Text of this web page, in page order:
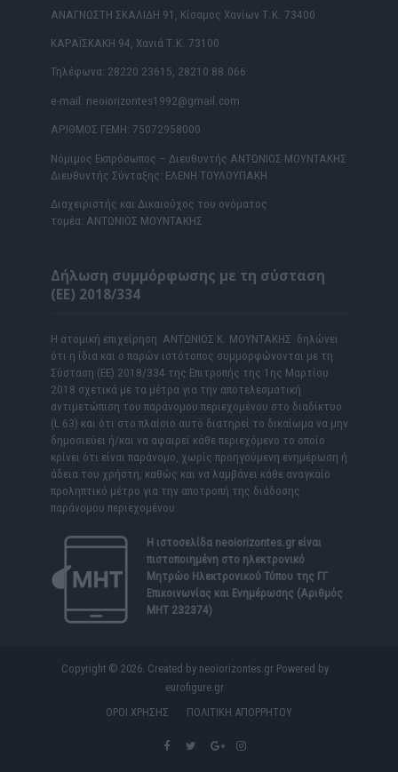
ΑΝΑΓΝΩΣΤΗ ΣΚΑΛΙΔΗ 91, Κίσαμος Χανίων Τ.Κ. 73400
ΚΑΡΑΪΣΚΑΚΗ 94, Χανιά Τ.Κ. 73100
Τηλέφωνα: 28220 23615, 28210 88.066
e-mail: neoiorizontes1992@gmail.com
ΑΡΙΘΜΟΣ ΓΕΜΗ: 75072958000
Νόμιμος Εκπρόσωπος – Διευθυντής ΑΝΤΩΝΙΟΣ ΜΟΥΝΤΑΚΗΣ
Διευθυντής Σύνταξης: ΕΛΕΝΗ ΤΟΥΛΟΥΠΑΚΗ
Διαχειριστής και Δικαιούχος του ονόματος
τομέα: ΑΝΤΩΝΙΟΣ ΜΟΥΝΤΑΚΗΣ
Δήλωση συμμόρφωσης με τη σύσταση
(ΕΕ) 2018/334
Η ατομική επιχείρηση ΑΝΤΩΝΙΟΣ Κ. ΜΟΥΝΤΑΚΗΣ δηλώνει
ότι η ίδια και ο παρών ιστότοπος συμμορφώνονται με τη
Σύσταση (ΕΕ) 2018/334 της Επιτροπής της 1ης Μαρτίου
2018 σχετικά με τα μέτρα για την αποτελεσματική
αντιμετώπιση του παράνομου περιεχομένου στο διαδίκτυο
(L 63) και ότι στο πλαίσιο αυτό διατηρεί το δικαίωμα να μην
δημοσιεύει ή/και να αφαιρεί κάθε περιεχόμενο το οποίο
κρίνει ότι είναι παράνομο, χωρίς προηγούμενη ενημέρωση ή
άδεια του χρήστη, καθώς και να λαμβάνει κάθε αναγκαίο
προληπτικό μέτρο για την αποτροπή της διάδοσης
παράνομου περιεχομένου.
Η ιστοσελίδα neoiorizontes.grείναι
πιστοποιημένη στο ηλεκτρονικό
Μητρώο Ηλεκτρονικού Τύπου της ΓΓ
Επικοινωνίας και Ενημέρωσης (Αριθμός
ΜΗΤ 232374)
Copyright © 2026. Created by neoiorizontes.gr Powered by
eurofigure.gr
ΟΡΟΙ ΧΡΗΣΗΣ
ΠΟΛΙΤΙΚΗ ΑΠΟΡΡΗΤΟΥ